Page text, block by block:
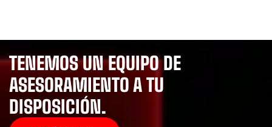
TENEMOS UN EQUIPO DE
ASESORAMIENTO A TU
DISPOSICIÓN.